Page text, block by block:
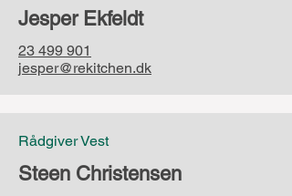
Jesper Ekfeldt
23 499 901
jesper@rekitchen.dk
Rådgiver Vest
Steen Christensen